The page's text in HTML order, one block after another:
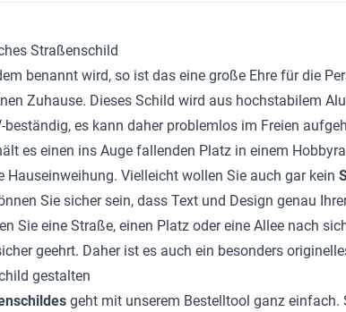
Straßenschild
benannt wird, so ist das eine große Ehre für die
Zuhause. Dieses Schild wird aus hochstabilem
es kann daher problemlos im Freien
es einen ins Auge fallenden Platz in einem
Hauseinweihung. Vielleicht wollen Sie auch gar kein
Sie sicher sein, dass Text und Design genau
Sie eine Straße, einen Platz oder eine Allee nach
geehrt. Daher ist es auch ein besonders
gestalten
geht mit unserem Bestelltool ganz